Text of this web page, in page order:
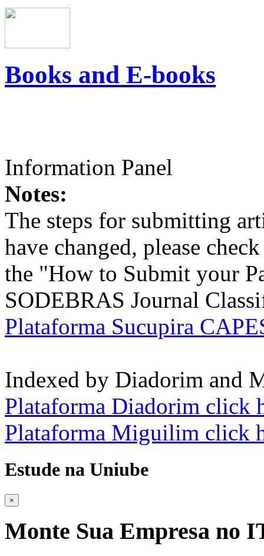
Books and E-books
Information Panel
Notes:
The steps for submitting
have changed, please
the "How to Submit your
SODEBRAS Journal
Plataforma Sucupira
Indexed by Diadorim and
Plataforma Diadorim click
Plataforma Miguilim click
Estude na Uniube
×
Monte Sua Empresa no